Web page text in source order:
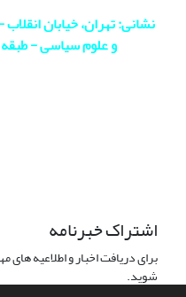
نشانی: تهران، خیابان
و علوم سیاسی - طبقه 4 - دفتر مجله - اتاق
اشتراک خبرنامه
برای دریافت اخبار و اطلاعیه
شوید.